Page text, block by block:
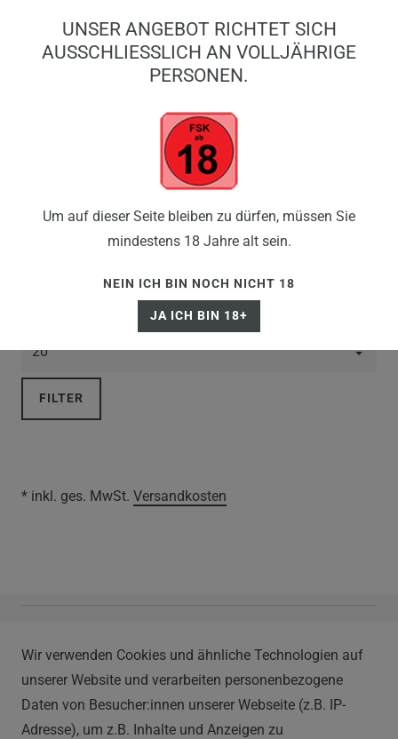
0
0,00 EUR
AKKUTRÄGER
FILTER
* inkl. ges. MwSt. Versandkosten
Im Hülsenfeld 9
40721 Hilden
0212 520-82 100
Wir verwenden Cookies und ähnliche Technologien auf
unserer Website und verarbeiten personenbezogene
Daten von Besucher:innen unserer Webseite (z.B. IP-
Adresse), um z.B. Inhalte und Anzeigen zu
UNSER ANGEBOT RICHTET SICH
AUSSCHLIESSLICH AN VOLLJÄHRIGE P
ERSONEN.
Um auf dieser Seite bleiben zu dürfen, müssen Sie
mindestens 18 Jahre alt sein.
NEIN ICH BIN NOCH NICHT 18
JA ICH BIN 18+